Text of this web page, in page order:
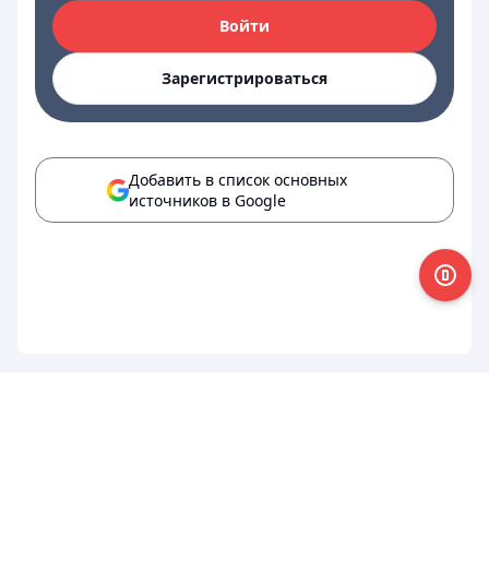
Войти
Зарегистрироваться
Добавить в список основных
источников в Google